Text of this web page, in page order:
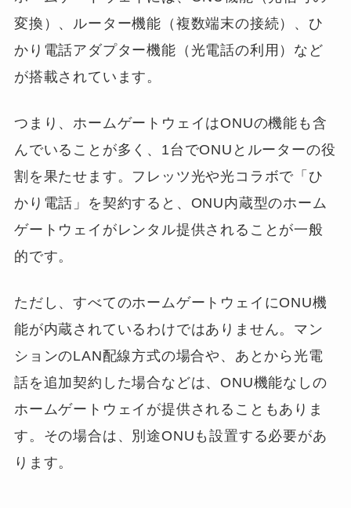
変換）、ルーター機能（複数端末の接続）、ひ
かり電話アダプター機能（光電話の利用）など
が搭載されています。
つまり、ホームゲートウェイはONUの機能も含
んでいることが多く、1台でONUとルーターの役
割を果たせます。フレッツ光や光コラボで「ひ
かり電話」を契約すると、ONU内蔵型のホーム
ゲートウェイがレンタル提供されることが一般
的です。
ただし、すべてのホームゲートウェイにONU機
能が内蔵されているわけではありません。マン
ションのLAN配線方式の場合や、あとから光電
話を追加契約した場合などは、ONU機能なしの
ホームゲートウェイが提供されることもありま
す。その場合は、別途ONUも設置する必要があ
ります。